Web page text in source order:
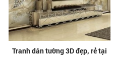
Tranh dán tường 3D đẹp, rẻ tại